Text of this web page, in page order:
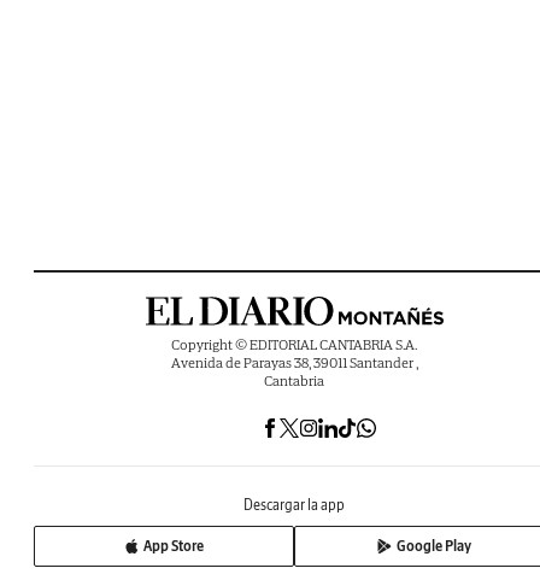
Copyright © EDITORIAL CANTABRIA S.A.
Avenida de Parayas 38, 39011 Santander ,
Cantabria
Descargar la app
App Store Google Play